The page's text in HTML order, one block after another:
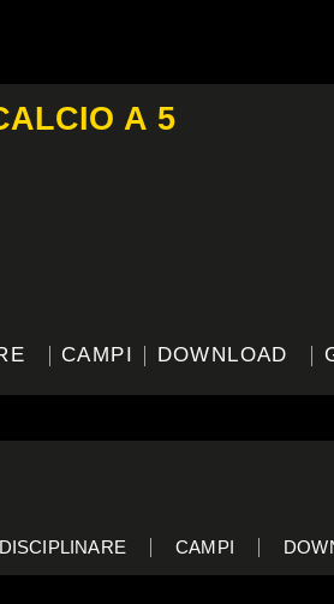
A 5
CAMPI DOWNLOAD
DISCIPLINARE CAMPI